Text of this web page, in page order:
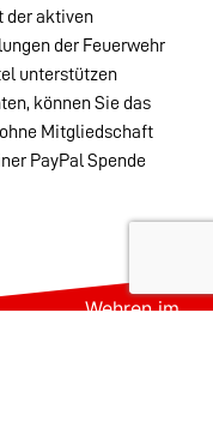
der aktiven
der Feuerwehr
unterstützen
können Sie das
Mitgliedschaft
PayPal Spende
Wehren im